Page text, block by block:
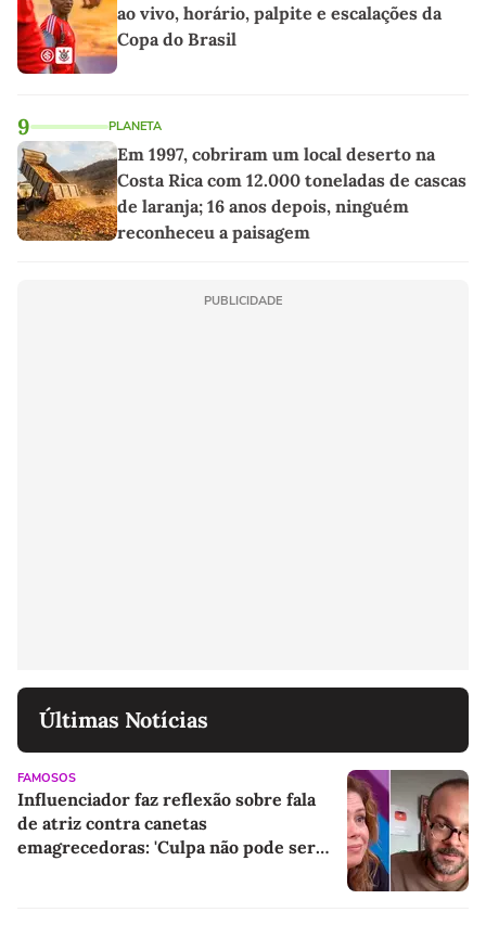
ao vivo, horário, palpite e escalações da
Copa do Brasil
9 PLANETA
Em 1997, cobriram um local deserto na
Costa Rica com 12.000 toneladas de cascas
de laranja; 16 anos depois, ninguém
reconheceu a paisagem
PUBLICIDADE
Últimas Notícias
FAMOSOS
Influenciador faz reflexão sobre fala
de atriz contra canetas
emagrecedoras: 'Culpa não pode ser